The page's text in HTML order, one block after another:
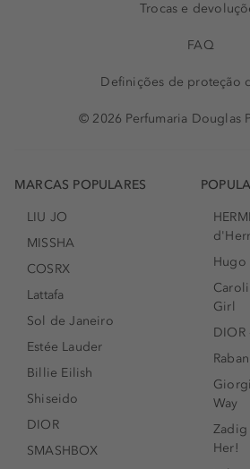
Trocas e
FAQ
Definições de proteção
© 2026 Perfumaria Douglas
MARCAS POPULARES
LIU JO
MISSHA
COSRX
Lattafa
Sol de Janeiro
Estée Lauder
Billie Eilish
Shiseido
DIOR
SMASHBOX
Hugo
Girl
DIOR
Way
Zadig
Her!